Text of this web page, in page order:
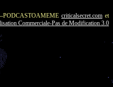
PODCASTOAMEME criticalsecret.com et
Commerciale-Pas de Modification 3.0